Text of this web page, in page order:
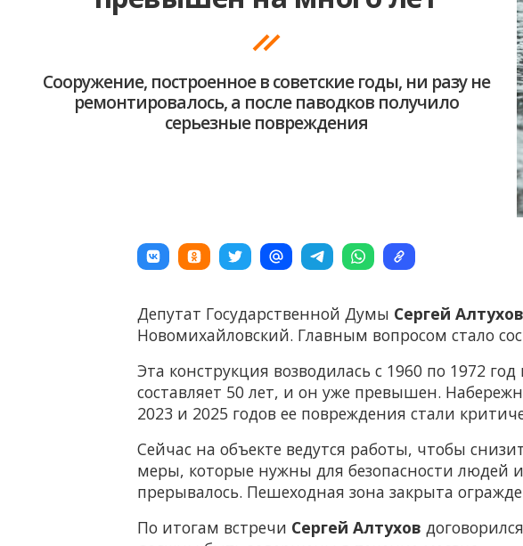
Сооружение, построенное в советские годы, ни разу не
ремонтировалось, а после паводков получило
серьезные повреждения
Депутат Государственной Думы Сергей Алтухов
Новомихайловский. Главным вопросом стало
Эта конструкция возводилась с 1960 по 1972
составляет 50 лет, и он уже превышен.
2023 и 2025 годов ее повреждения стали
Сейчас на объекте ведутся работы, чтобы
меры, которые нужны для безопасности людей
прерывалось. Пешеходная зона закрыта
По итогам встречи Сергей Алтухов